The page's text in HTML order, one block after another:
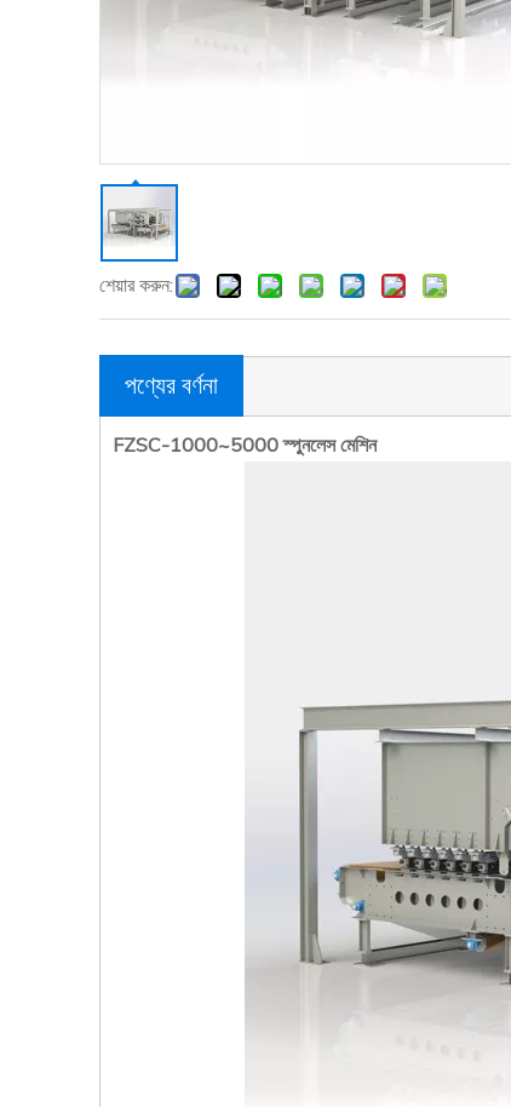
শেয়ার করুন:
পণ্যের বর্ণনা
FZSC-1000~5000 স্পুনলেস মেশিন